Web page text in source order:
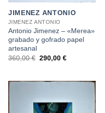
JIMENEZ ANTONIO
JIMENEZ ANTONIO
Antonio Jimenez – «Merea»
grabado y gofrado papel
artesanal
360,00€ El
360,00 €.
290,00€El
290,00 €.